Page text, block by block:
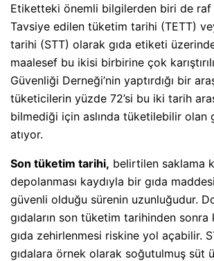
Etiketteki önemli bilgilerden biri de raf
Tavsiye edilen tüketim tarihi (TETT)
tarihi (STT) olarak gıda etiketi
maalesef bu ikisi birbirine çok
Güvenliği Derneği’nin yaptırdığı bir
tüketicilerin yüzde 72’si bu iki tarih
bilmediği için aslında tüketilebilir olan
atıyor.
Son tüketim tarihi, belirtilen saklama
depolanması kaydıyla bir gıda
güvenli olduğu sürenin uzunluğudur.
gıdaların son tüketim tarihinden sonra
gıda zehirlenmesi riskine yol açabilir.
gıdalara örnek olarak soğutulmuş süt